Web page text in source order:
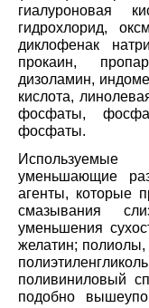
гиалуроновая
гидрохлорид,
диклофенак
прокаин,
дизоламин,
кислота,
фосфаты,
фосфаты.
Используемые
уменьшающие
агенты, которые
смазывания
уменьшения
желатин; полиолы,
поливиниловый
подобно